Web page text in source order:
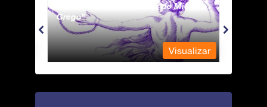
Andromeda - A Princesa do Mito
Grego
Visualizar